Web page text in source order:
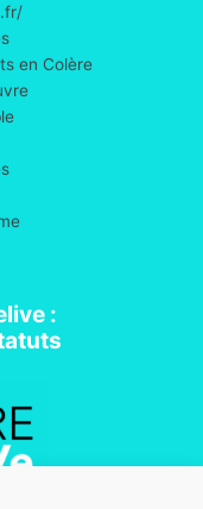
en Colère
: